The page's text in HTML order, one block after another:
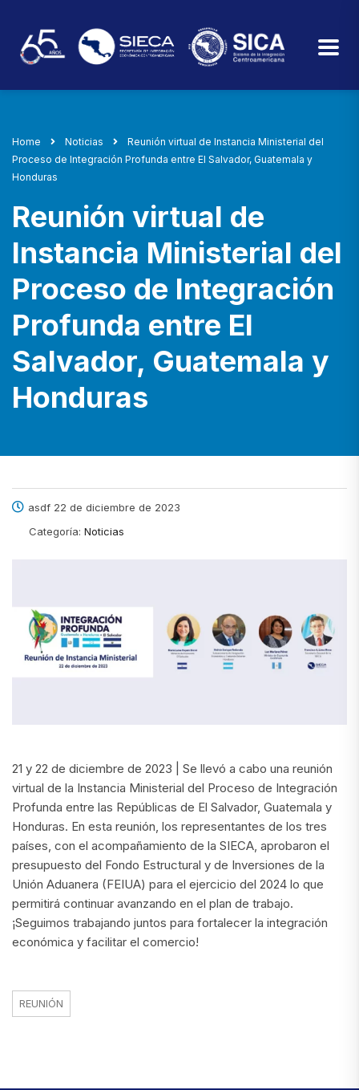
Home Noticias
Reunión virtual de Instancia Ministerial del
Proceso de Integración Profunda entre El Salvador, Guatemala y
Honduras
Reunión virtual de
Instancia Ministerial del
Proceso de Integración
Profunda entre El
Salvador, Guatemala y
Honduras
asdf 22 de diciembre de 2023
Categoría: Noticias
21 y 22 de diciembre de 2023 | Se llevó a cabo una reunión
virtual de la Instancia Ministerial del Proceso de Integración
Profunda entre las Repúblicas de El Salvador, Guatemala y
Honduras. En esta reunión, los representantes de los tres
países, con el acompañamiento de la SIECA, aprobaron el
presupuesto del Fondo Estructural y de Inversiones de la
Unión Aduanera (FEIUA) para el ejercicio del 2024 lo que
permitirá continuar avanzando en el plan de trabajo.
¡Seguimos trabajando juntos para fortalecer la integración
económica y facilitar el comercio!
REUNIÓN